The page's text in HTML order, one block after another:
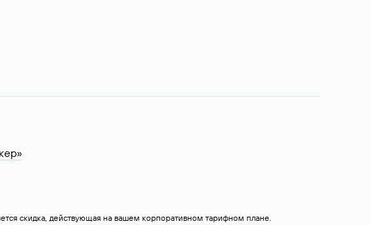
скидка, действующая на вашем корпоративном тарифном плане.